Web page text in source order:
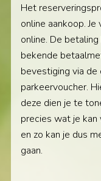
Het
online aankoop.
online. De
bekende
bevestiging via
parkeervoucher.
deze dien je te
precies wat je
en zo kan je dus
gaan.